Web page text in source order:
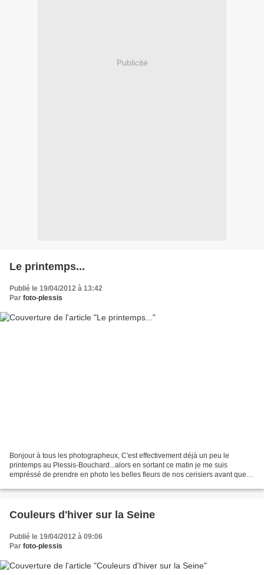
Publicité
Le printemps...
Publié le 19/04/2012 à 13:42
Par foto-plessis
Bonjour à tous les photographeux, C'est effectivement déjà un peu le
printemps au Plessis-Bouchard...alors en sortant ce matin je me suis
empréssé de prendre en photo les belles fleurs de nos cerisiers avant que le
Couleurs d'hiver sur la Seine
Publié le 19/04/2012 à 09:06
Par foto-plessis